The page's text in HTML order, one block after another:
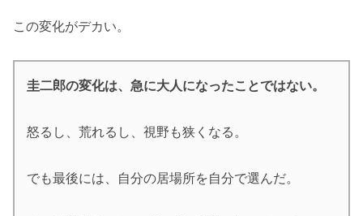
この変化がデカい。
圭二郎の変化は、急に大人になったことではない。
怒るし、荒れるし、視野も狭くなる。
でも最後には、自分の居場所を自分で選んだ。